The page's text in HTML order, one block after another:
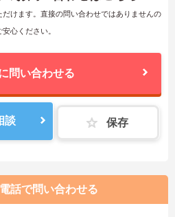
けます。直接の問い合わせではありませんの
安心ください。
問い合わせる
談 保存
話で問い合わせる